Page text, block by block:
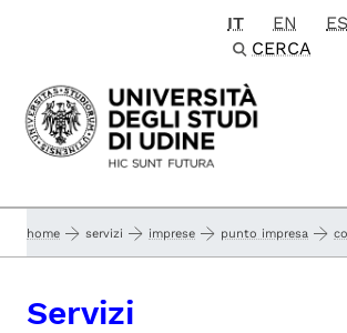
Passa al contenuto
IT EN ES
CERCA
home servizi imprese punto impresa
Servizi